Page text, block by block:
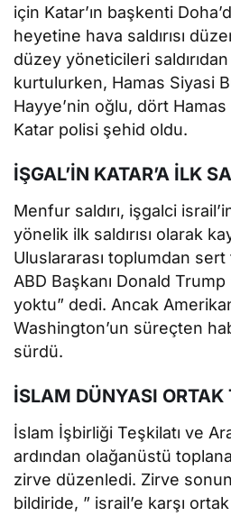
için Katar’ın başkenti
heyetine hava saldırısı
düzey yöneticileri
kurtulurken, Hamas Siyasi
Hayye’nin oğlu, dört
Katar polisi şehid oldu.
İŞGAL’İN KATAR’A İLK
Menfur saldırı, işgalci
yönelik ilk saldırısı olarak
Uluslararası toplumdan
ABD Başkanı Donald
yoktu” dedi. Ancak
Washington’un süreçten
sürdü.
İSLAM DÜNYASI ORTAK
İslam İşbirliği Teşkilatı ve
ardından olağanüstü
zirve düzenledi. Zirve
bildiride, ” israil’e karşı ortak